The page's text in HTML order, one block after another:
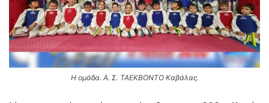
Η ομάδα. Α. Σ. ΤΑΕΚΒΟΝΤΟ Καβάλας.